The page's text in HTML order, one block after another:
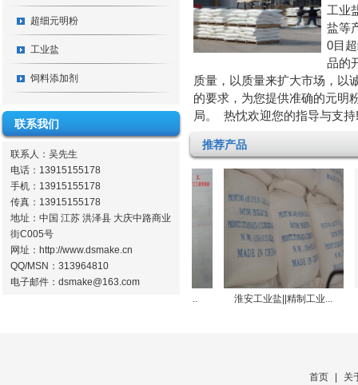
超细元明粉
工业盐
饲料添加剂
联系我们
联系人： 吴先生
电话： 13915155178
手机： 13915155178
传真： 13915155178
地址： 中国 江苏 洪泽县 大庆中路商业
街C005号
网址： http://www.dsmake.cn
QQ/MSN： 313964810
电子邮件： dsmake@163.com
工业
盐等
0目
品的
质量，以质量来扩大市场，以
的要求，为您提供准确的元明
局。 热忱欢迎您的指导与支
推荐产品
淮安工业盐||精制工业...
首页
关